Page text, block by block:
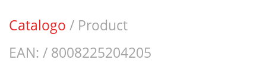
Catalogo / Product
EAN: / 8008225204205